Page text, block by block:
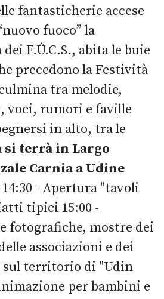
fantasticherie accese
fuoco” la
F.Û.C.S., abita le buie
precedono la Festività
tra melodie,
voci, rumori e faville
in alto, tra le
si terrà in Largo
Carnia a Udine
14:30 - Apertura "tavoli
tipici 15:00 -
fotografiche, mostre dei
associazioni e dei
sul territorio di "Udin
per bambini e